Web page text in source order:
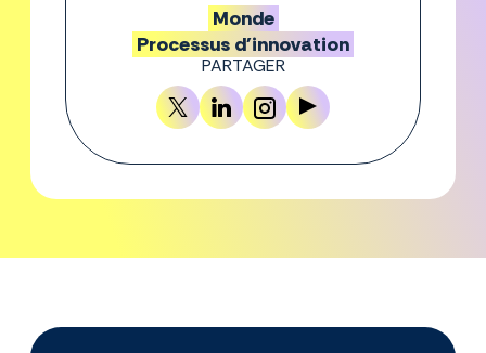
Monde
Processus d'innovation
PARTAGER